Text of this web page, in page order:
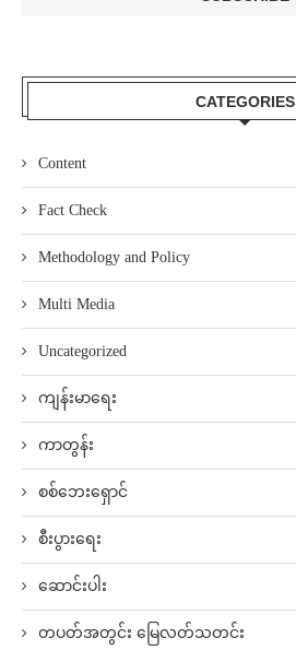
CATEGORIES
Content
Fact Check
Methodology and Policy
Multi Media
Uncategorized
ကျန်းမာရေး
ကာတွန်း
စစ်ဘေးရှောင်
စီးပွားရေး
ဆောင်းပါး
တပတ်အတွင်း မြေလတ်သတင်း